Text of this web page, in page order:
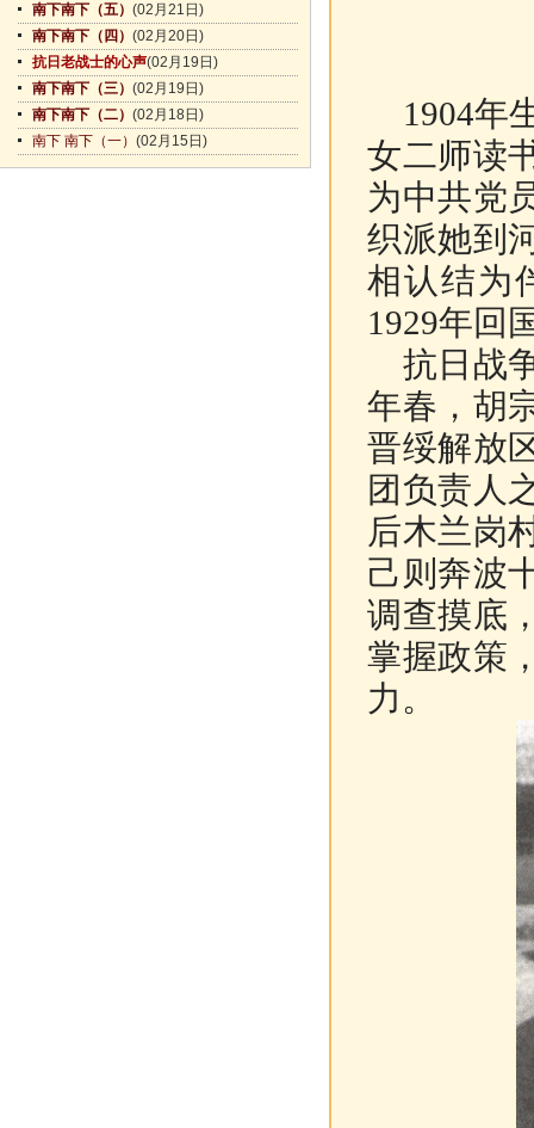
南下南下（五） (02月21日)
南下南下（四） (02月20日)
抗日老战士的心声(02月19日)
南下南下（三） (02月19日)
南下南下（二） (02月18日)
南下 南下（一） (02月15日)
1904年
女二师读
为中共党
织派她到
相认结为
1929年回
抗日战
年春，胡
晋绥解放
团负责人
后木兰岗
己则奔波
调查摸底
掌握政策
力。